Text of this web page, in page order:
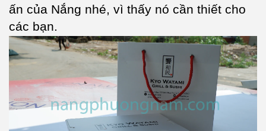
ấn của Nắng nhé, vì thấy nó cần thiết cho
các bạn.